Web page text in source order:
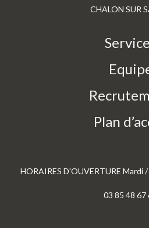
CHALON SUR
Plan
HORAIRES D'OUVERTURE Mardi
03 85 48 67